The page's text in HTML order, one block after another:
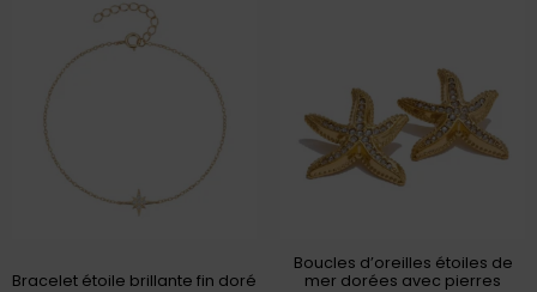
Bracelet étoile brillante fin doré
Boucles d’oreilles étoiles de
mer dorées avec pierres